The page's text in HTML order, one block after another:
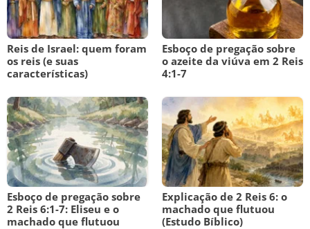
Reis de Israel: quem foram
os reis (e suas
características)
Esboço de pregação sobre
o azeite da viúva em 2 Reis
4:1-7
Esboço de pregação sobre
2 Reis 6:1-7: Eliseu e o
machado que flutuou
Explicação de 2 Reis 6: o
machado que flutuou
(Estudo Bíblico)